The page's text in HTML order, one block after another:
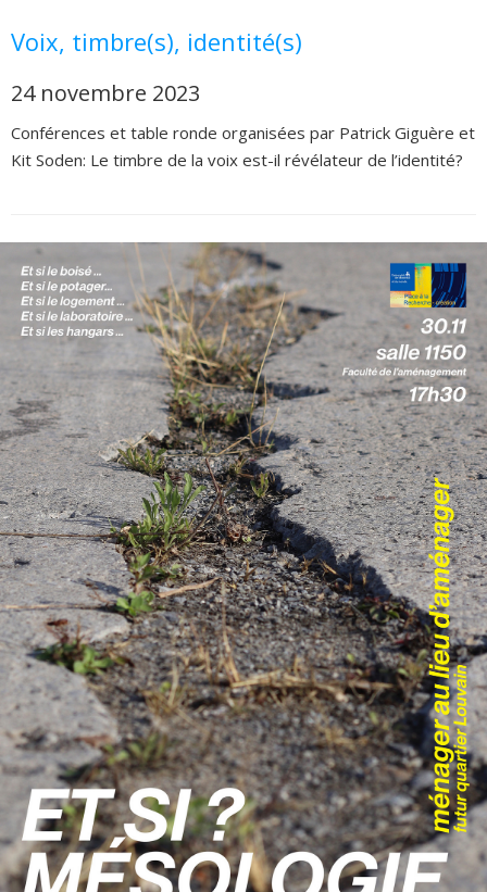
Voix, timbre(s), identité(s)
24 novembre 2023
Conférences et table ronde organisées par Patrick Giguère et
Kit Soden: Le timbre de la voix est-il révélateur de l’identité?